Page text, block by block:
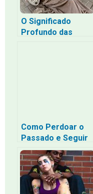
O Significado
Profundo das
Como Perdoar o
Passado e Seguir
em Frente com Fé,
Esperança e Amor